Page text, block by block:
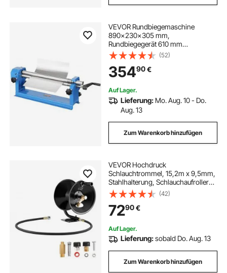
VEVOR Rundbiegemaschine
890x230x305 mm,
Rundbiegegerät 610 mm
Formbreite, Blechbiegemaschine,
mit 2 abnehmbaren Rollen für
kohlenstoffarmes Stahl-Kupfer-
Blech Aluminiumlegierungsblech
(52)
35490€
Auf Lager.
Lieferung: Mo. Aug. 10 - Do.
Aug. 13
Zum Warenkorb hinzufügen
VEVOR Hochdruck
Schlauchtrommel, 15,2m x 9,5mm,
Stahlhalterung, Schlauchaufroller
für Hochdruckreiniger,
Wand-/Boden-/LKW-Montage, 275
bar, manuelle Handkurbel zum
Waschen von Autos/Böden, Garten
(42)
7290€
Auf Lager.
Lieferung:sobald Do. Aug. 13
Zum Warenkorb hinzufügen